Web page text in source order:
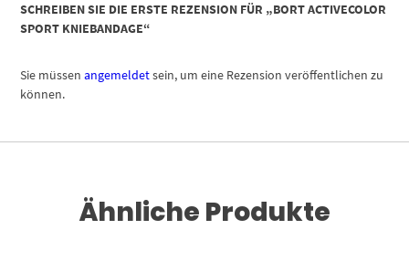
SCHREIBEN SIE DIE ERSTE REZENSION FÜR „BORT ACTIVECOLOR
SPORT KNIEBANDAGE“
Sie müssenangemeldetsein, um eine Rezension veröffentlichen zu
können.
Ähnliche Produkte